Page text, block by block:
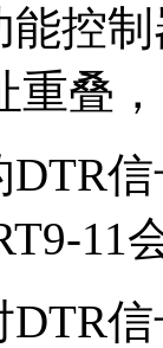
能控
叠，
11
DTR